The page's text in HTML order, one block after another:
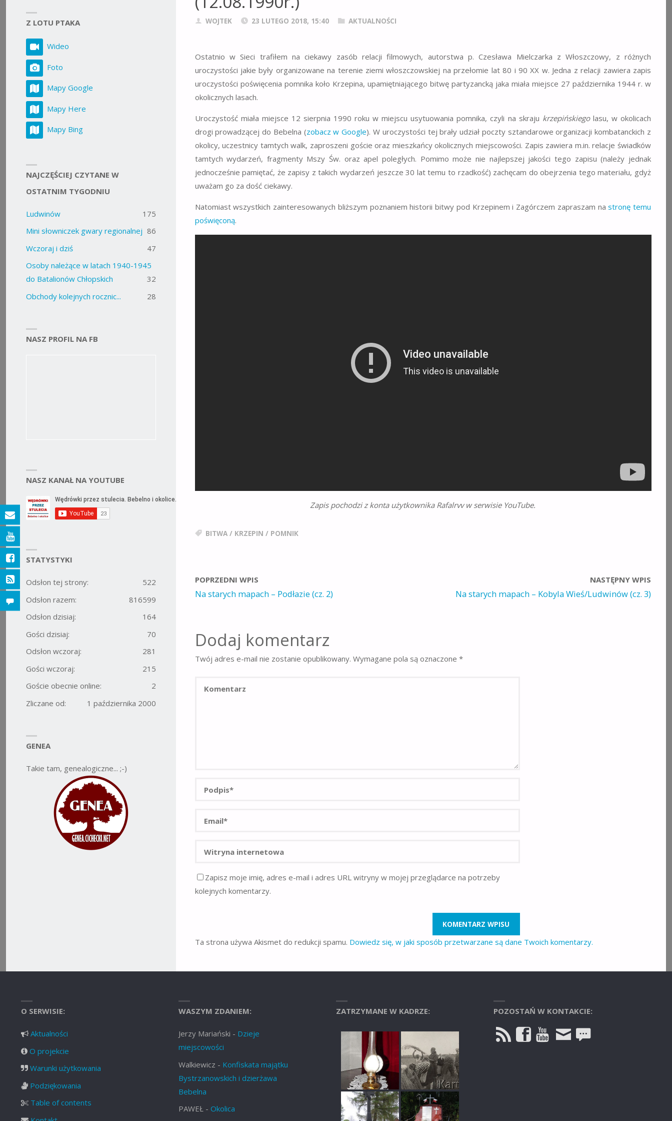
WOJTEK 23 LUTEGO 2018, 15:40 AKTUALNOŚCI
Ostatnio w Sieci trafiłem na ciekawy zasób relacji filmowych, autorstwa p. Czesława Mielczarka z Włoszczowy, z różnych
uroczystości jakie były organizowane na terenie ziemi włoszczowskiej na przełomie lat 80 i 90 XX w. Jedna z relacji zawiera zapis
uroczystości poświęcenia pomnika koło Krzepina, upamiętniającego bitwę partyzancką jaka miała miejsce 27 października 1944 r. w
okolicznych lasach.
Uroczystość miała miejsce 12 sierpnia 1990 roku w miejscu usytuowania pomnika, czyli na skraju krzepińskiegolasu, w okolicach
drogi prowadzącej do Bebelna (zobacz w Google). W uroczystości tej brały udział poczty sztandarowe organizacji kombatanckich z
okolicy, uczestnicy tamtych walk, zaproszeni goście oraz mieszkańcy okolicznych miejscowości. Zapis zawiera m.in. relacje świadków
tamtych wydarzeń, fragmenty Mszy Św. oraz apel poległych. Pomimo może nie najlepszej jakości tego zapisu (należy jednak
jednocześnie pamiętać, że zapisy z takich wydarzeń jeszcze 30 lat temu to rzadkość) zachęcam do obejrzenia tego materiału, gdyż
uważam go za dość ciekawy.
Natomiast wszystkich zainteresowanych bliższym poznaniem historii bitwy pod Krzepinem i Zagórczem zapraszam nastronę temu
poświęconą.
Zapis pochodzi z konta użytkownika Rafalrvv w serwisie YouTube.
BITWA / KRZEPIN / POMNIK
POPRZEDNI WPIS
Na starych mapach – Podłazie (cz. 2)
NASTĘPNY WPIS
Na starych mapach – Kobyla Wieś/Ludwinów (cz. 3)
Dodaj komentarz
Twój adres e-mail nie zostanie opublikowany. Wymagane pola są oznaczone *
Zapisz moje imię, adres e-mail i adres URL witryny w mojej przeglądarce na potrzeby
kolejnych komentarzy.
Ta strona używa Akismet do redukcji spamu. Dowiedz się, w jaki sposób przetwarzane są dane Twoich komentarzy.
Z LOTU PTAKA
Wideo
Foto
Mapy Google
Mapy Here
Mapy Bing
NAJCZĘŚCIEJ CZYTANE W
OSTATNIM TYGODNIU
Ludwinów
175
Mini słowniczek gwary regionalnej 86
Wczoraj i dziś
47
Osoby należące w latach 1940-1945
do Batalionów Chłopskich
32
Obchody kolejnych rocznic...
28
NASZ PROFIL NA FB
NASZ KANAŁ NA YOUTUBE
STATYSTYKI
522
Odsłon tej strony:
816599
Odsłon razem:
164
Odsłon dzisiaj:
70
Gości dzisiaj:
281
Odsłon wczoraj:
215
Gości wczoraj:
2
Goście obecnie online:
1 października 2000
Zliczane od:
GENEA
Takie tam, genealogiczne... ;-)
O SERWISIE:
Aktualności
O projekcie
Warunki użytkowania
Podziękowania
Table of contents
WASZYM ZDANIEM:
Jerzy Mariański - Dzieje
miejscowości
Walkiewicz - Konfiskata majątku
Bystrzanowskich i dzierżawa
Bebelna
PAWEŁ - Okolica
ZATRZYMANE W KADRZE: POZOSTAŃ W KONTAKCIE: